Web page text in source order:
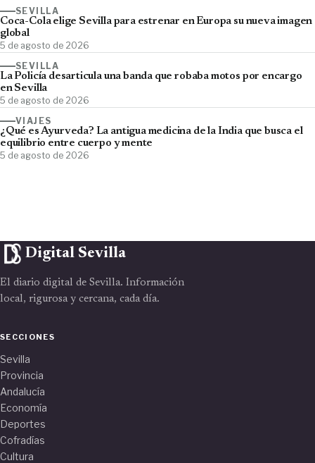
SEVILLA
Coca-Cola elige Sevilla para estrenar en Europa su nueva imagen
global
5 de agosto de 2026
SEVILLA
La Policía desarticula una banda que robaba motos por encargo
en Sevilla
5 de agosto de 2026
VIAJES
¿Qué es Ayurveda? La antigua medicina de la India que busca el
equilibrio entre cuerpo y mente
5 de agosto de 2026
Digital Sevilla
El diario digital de Sevilla. Información
local, rigurosa y cercana, cada día.
SECCIONES
Sevilla
Provincia
Andalucía
Economía
Deportes
Cofradías
Cultura